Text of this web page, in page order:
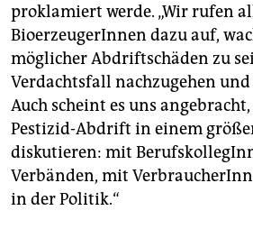
proklamiert werde. „Wir rufen
BioerzeugerInnen dazu auf,
möglicher Abdriftschäden zu
Verdachtsfall nachzugehen und
Auch scheint es uns
Pestizid-Abdrift in einem
diskutieren: mit
Verbänden, mit
in der Politik.“